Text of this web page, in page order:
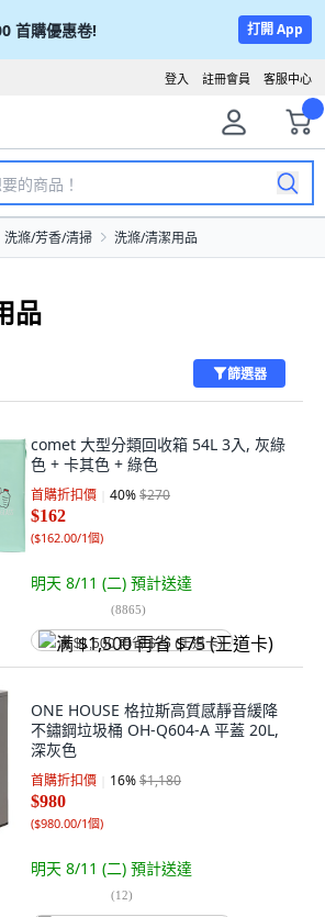
首購優惠卷! 打開 App
客服中心
註冊會員
登入
洗滌/芳香/清掃 洗滌/清潔用品
品
篩選器
comet 大型分類回收箱 54L 3入, 灰綠
色 + 卡其色 + 綠色
首購折扣價 40%$270
$162
($162.00/1個)
明天 8/11 (二) 預計送達
(8865)
满 $1,500 再省 $75 (王道卡)
ONE HOUSE 格拉斯高質感靜音緩降
不鏽鋼垃圾桶 OH-Q604-A 平蓋 20L,
深灰色
首購折扣價 16%$1,180
$980
($980.00/1個)
明天 8/11 (二) 預計送達
(12)